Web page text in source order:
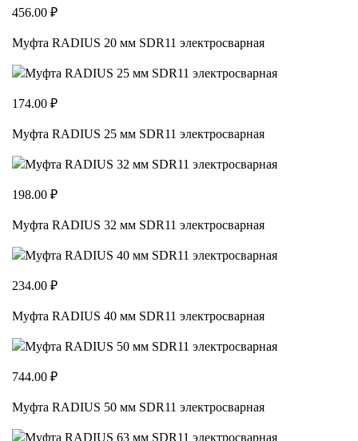
456.00 ₽
Муфта RADIUS 20 мм SDR11 электросварная
174.00 ₽
Муфта RADIUS 25 мм SDR11 электросварная
198.00 ₽
Муфта RADIUS 32 мм SDR11 электросварная
234.00 ₽
Муфта RADIUS 40 мм SDR11 электросварная
744.00 ₽
Муфта RADIUS 50 мм SDR11 электросварная